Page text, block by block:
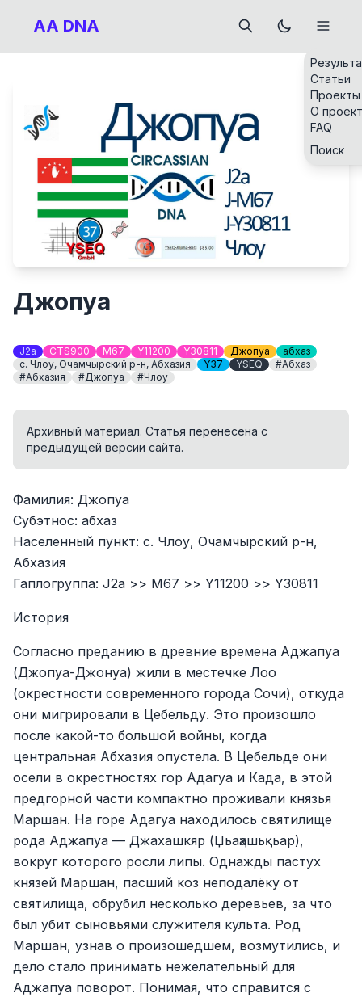
AA DNA
Статьи
Проекты
О
FAQ
Поиск
Джопуа
J2a CTS900 M67 Y11200 Y30811 Джопуа
абхаз
с. Члоу, Очамчырский р-н, Абхазия
Y37 YSEQ
#Абхаз
#Абхазия
#Джопуа #Члоу
Архивный материал. Статья перенесена с
предыдущей версии сайта.
Фамилия: Джопуа
Субэтнос: абхаз
Населенный пункт: с. Члоу, Очамчырский р-н,
Абхазия
Гаплогруппа: J2a >> M67 >> Y11200 >> Y30811
История
Согласно преданию в древние времена Аджапуа
(Джопуа-Джонуа) жили в местечке Лоо
(окрестности современного города Сочи), откуда
они мигрировали в Цебельду. Это произошло
после какой-то большой войны, когда
центральная Абхазия опустела. В Цебельде они
осели в окрестностях гор Адагуа и Када, в этой
предгорной части компактно проживали князья
Маршан. На горе Адагуа находилось святилище
рода Аджапуа — Джахашкяр (Џьаҳашьқьар),
вокруг которого росли липы. Однажды пастух
князей Маршан, пасший коз неподалёку от
святилища, обрубил несколько деревьев, за что
был убит сыновьями служителя культа. Род
Маршан, узнав о произошедшем, возмутились, и
дело стало принимать нежелательный для
Аджапуа поворот. Понимая, что справится с